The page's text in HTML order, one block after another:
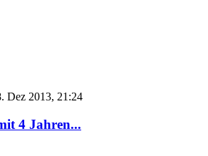
Dez 2013, 21:24
4 Jahren...